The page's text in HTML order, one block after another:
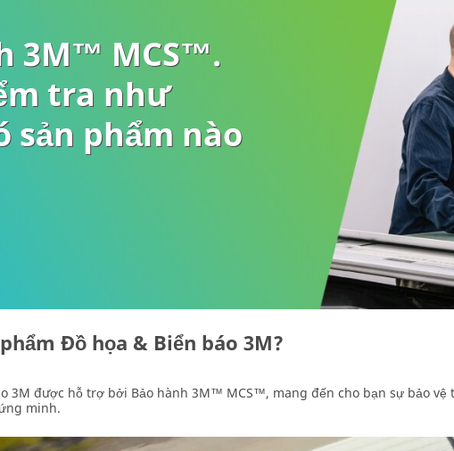
3M™ MCS™.
tra như
sản phẩm nào
Đồ họa & Biển báo 3M?
3M được hỗ trợ bởi Bảo hành 3M™ MCS™, mang đến cho bạn sự bảo
minh.